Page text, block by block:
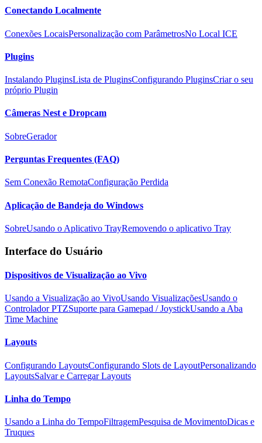
Conectando Localmente
Conexões LocaisPersonalização com ParâmetrosNo Local ICE
Plugins
Instalando PluginsLista de PluginsConfigurando PluginsCriar o seu
próprio Plugin
Câmeras Nest e Dropcam
SobreGerador
Perguntas Frequentes (FAQ)
Sem Conexão RemotaConfiguração Perdida
Aplicação de Bandeja do Windows
SobreUsando o Aplicativo TrayRemovendo o aplicativo Tray
Interface do Usuário
Dispositivos de Visualização ao Vivo
Usando a Visualização ao VivoUsando VisualizaçõesUsando o
Controlador PTZSuporte para Gamepad / JoystickUsando a Aba
Time Machine
Layouts
Configurando LayoutsConfigurando Slots de LayoutPersonalizando
LayoutsSalvar e Carregar Layouts
Linha do Tempo
Usando a Linha do TempoFiltragemPesquisa de MovimentoDicas e
Truques